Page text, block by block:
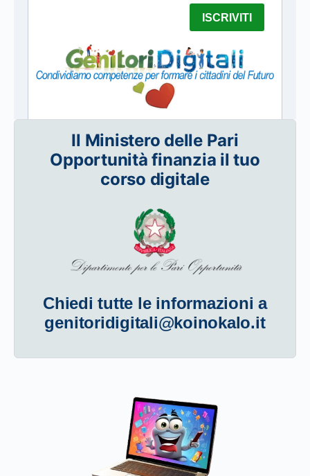
Il Ministero delle Pari
Opportunità finanzia il tuo
corso digitale
Chiedi tutte le informazioni a
genitoridigitali@koinokalo.it